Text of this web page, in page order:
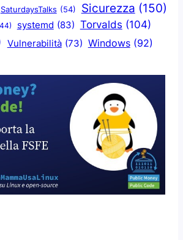
SaturdaysTalks (54) Sicurezza (150)
systemd (83) Torvalds (104)
Vulnerabilità (73) Windows (92)